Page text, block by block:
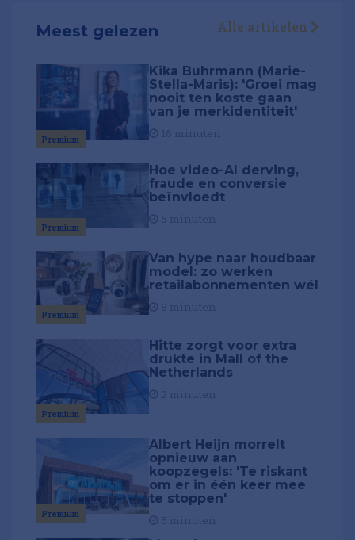
Meest gelezen Alle artikelen
Premium
Kika Buhrmann (Marie-
Stella-Maris): 'Groei mag
nooit ten koste gaan
van je merkidentiteit'
Premium
Hoe video-AI derving,
fraude en conversie
beïnvloedt
Premium
Van hype naar houdbaar
model: zo werken
retailabonnementen wél
Premium
Hitte zorgt voor extra
drukte in Mall of the
Netherlands
Premium
Albert Heijn morrelt
opnieuw aan
koopzegels: 'Te riskant
om er in één keer mee
te stoppen'